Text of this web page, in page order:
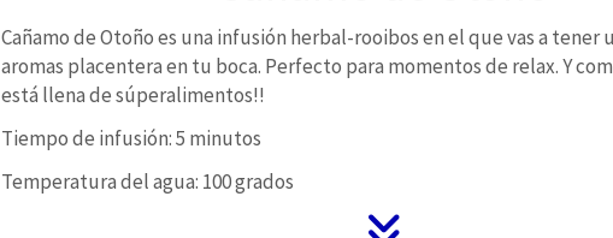
Cañamo de Otoño es una infusión herbal-rooibos en el que vas a tener
aromas placentera en tu boca. Perfecto para momentos de relax. Y
está llena de súperalimentos!!
Tiempo de infusión: 5 minutos
Temperatura del agua: 100 grados